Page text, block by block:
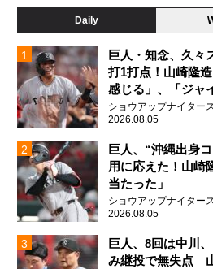
Daily
巨人・知念、久々
打1打点！山崎隆
感じる」、「ジャ
ないタイプ」
ショウアップナイター
2026.08.05
巨人、“沖縄出身
用に応えた！山崎
当たった」
ショウアップナイター
2026.08.05
巨人、8回は中川
み継投で無失点